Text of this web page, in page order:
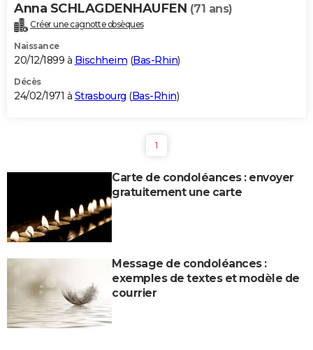
Anna SCHLAGDENHAUFEN (71 ans)
Créer une cagnotte obsèques
Naissance
20/12/1899 à Bischheim (Bas-Rhin)
Décès
24/02/1971 à Strasbourg (Bas-Rhin)
1
Carte de condoléances : envoyer
gratuitement une carte
Message de condoléances :
exemples de textes et modèle de
courrier